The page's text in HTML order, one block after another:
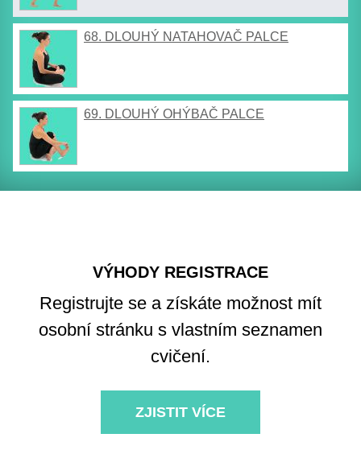
68. DLOUHÝ NATAHOVAČ PALCE
69. DLOUHÝ OHÝBAČ PALCE
VÝHODY REGISTRACE
Registrujte se a získáte možnost mít
osobní stránku s vlastním seznamen
cvičení.
ZJISTIT VÍCE